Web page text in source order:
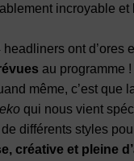
incroyable
headliners ont
au programme !
même, c’est que
qui nous vient
différents styles
créative et pleine